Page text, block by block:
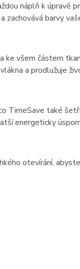
náplň k úpravě
zachovává barvy
ke všem částem
a prodlužuje
TimeSave také
energeticky
otevírání,